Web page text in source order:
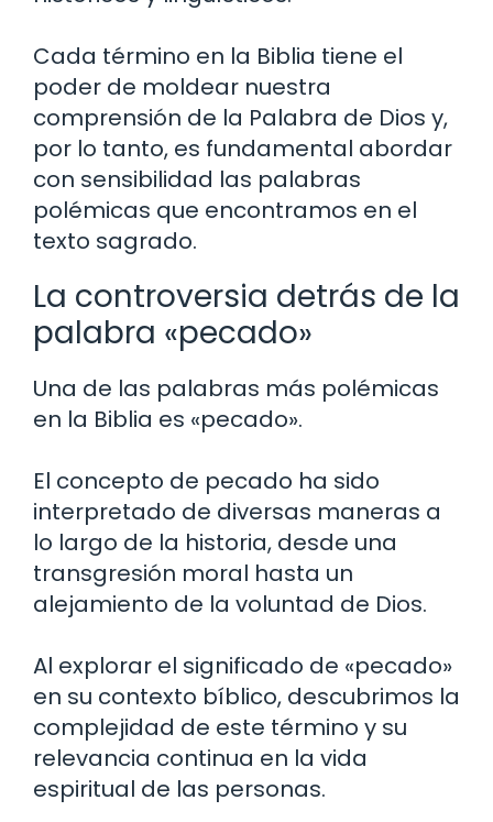
Cada término en la Biblia tiene el
poder de moldear nuestra
comprensión de la Palabra de Dios y,
por lo tanto, es fundamental abordar
con sensibilidad las palabras
polémicas que encontramos en el
texto sagrado.
La controversia detrás de la
palabra «pecado»
Una de las palabras más polémicas
en la Biblia es «pecado».
El concepto de pecado ha sido
interpretado de diversas maneras a
lo largo de la historia, desde una
transgresión moral hasta un
alejamiento de la voluntad de Dios.
Al explorar el significado de «pecado»
en su contexto bíblico, descubrimos la
complejidad de este término y su
relevancia continua en la vida
espiritual de las personas.